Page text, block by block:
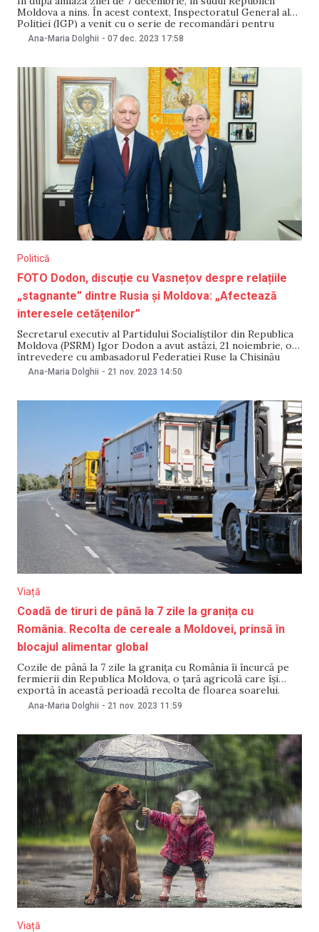
Moldova a nins. În acest context, Inspectoratul General al
Poliției (IGP) a venit cu o serie de recomandări pentru
șoferi. Astfel, IGP îndeamnă conducătorii auto din raioanele
de sud ale țării să respecte următoarele recomandări: –
Ana-Maria Dolghii - 07 dec. 2023 17:58
Politică
FOTO Dodon, discuție cu Vasnețov despre relațiile
„stagnante” dintre Rusia și Moldova: „Afectează
interesele cetățenilor”
Secretarul executiv al Partidului Socialiștilor din Republica
Moldova (PSRM) Igor Dodon a avut astăzi, 21 noiembrie, o
întrevedere cu ambasadorul Federației Ruse la Chișinău
Oleg Vasnețov. Liderul PSRM a declarat că a discutat cu
diplomatul despre relațiile moldo-ruse și au ajuns la
Ana-Maria Dolghii - 21 nov. 2023 14:50
Viață
Coadă de tiruri de până la 7 zile la granița cu
România. Recolta de cereale a Moldovei, prinsă în
blocajul alimentar global
Cozile de până la 7 zile la granița cu România îi încurcă pe
fermierii din Republica Moldova, o țară agricolă care își
exportă în această perioadă recolta de floarea soarelui.
Aceeași rută este folosită de camioanele ucrainene care fug
din calea războiului, preferând rutele pe uscat. Acest lucru a
Ana-Maria Dolghii - 21 nov. 2023 11:59
Viață